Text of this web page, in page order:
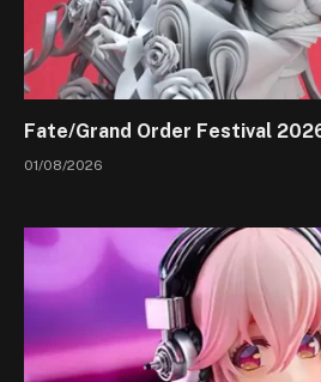
Fate/Grand Order Festival
01/08/2026